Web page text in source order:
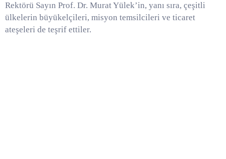
Rektörü Sayın Prof. Dr. Murat Yülek’in, yanı sıra, çeşitli
ülkelerin büyükelçileri, misyon temsilcileri ve ticaret
ateşeleri de teşrif ettiler.